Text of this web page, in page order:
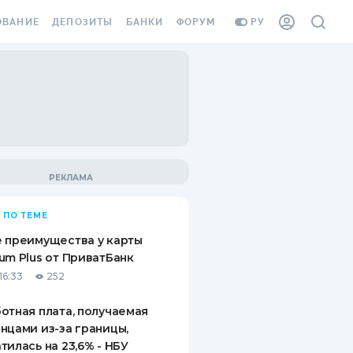
РУ
ВИНЬЕТКА
СОТРУДНИКОВ
ОТ
СЛУЧАЕВ
ДЕПОЗИТЫ
ВОПРОСЫ И ОТВЕТЫ
ПУТЕВОДИТЕЛИ ПО
БАНКИ ФОРУМ
ПО ТЕМЕ
преимущества у карты
Plus от ПриватБанк
252
плата, получаемая
из-за границы,
на 23,6% - НБУ